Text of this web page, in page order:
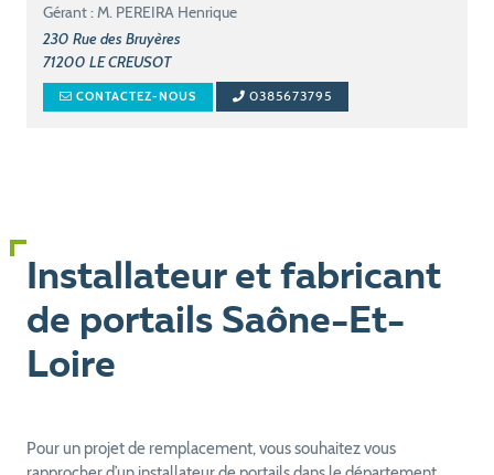
Gérant : M. PEREIRA Henrique
230 Rue des Bruyères
71200 LE CREUSOT
CONTACTEZ-NOUS 0385673795
Installateur et fabricant
de portails Saône-Et-
Loire
Pour un projet de remplacement, vous souhaitez vous